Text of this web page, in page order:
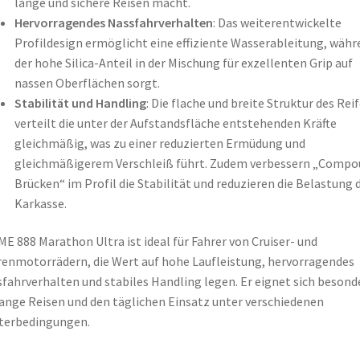
Hervorragendes Nassfahrverhalten: Das weiterentwickelte
Profildesign ermöglicht eine effiziente Wasserableitung,
der hohe Silica-Anteil in der Mischung für exzellenten Grip auf
nassen Oberflächen sorgt.
Stabilität und Handling: Die flache und breite Struktur des
verteilt die unter der Aufstandsfläche entstehenden Kräfte
gleichmäßig, was zu einer reduzierten Ermüdung und
gleichmäßigerem Verschleiß führt. Zudem verbessern
Brücken“ im Profil die Stabilität und reduzieren die Belastung
Karkasse.
888 Marathon Ultra ist ideal für Fahrer von Cruiser- und
die Wert auf hohe Laufleistung, hervorragendes
und stabiles Handling legen. Er eignet sich
Reisen und den täglichen Einsatz unter verschiedenen